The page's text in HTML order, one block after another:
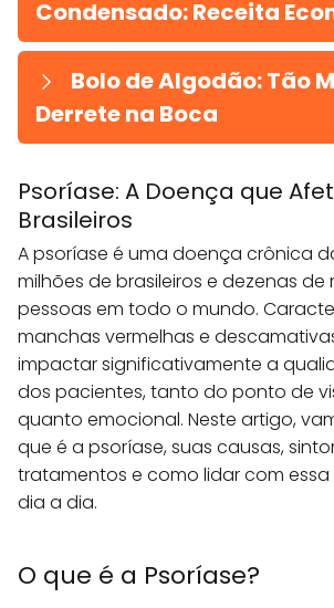
Condensado: Receita
Bolo de Algodão: Tão
Derrete na Boca
Psoríase: A Doença que
Brasileiros
A psoríase é uma doença crônica
milhões de brasileiros e dezenas de
pessoas em todo o mundo.
manchas vermelhas e
impactar significativamente a
dos pacientes, tanto do ponto de
quanto emocional. Neste artigo,
que é a psoríase, suas causas,
tratamentos e como lidar com
dia a dia.
O que é a Psoríase?